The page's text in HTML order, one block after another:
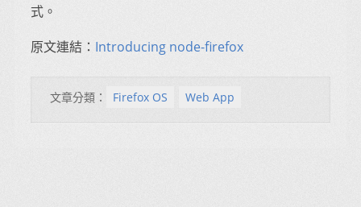
式。
原文連結： Introducing node-firefox
文章分類： Firefox OS Web App